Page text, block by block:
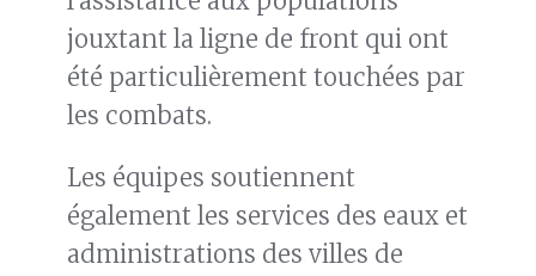
jouxtant la ligne de front qui ont
été particulièrement touchées par
les combats.
Les équipes soutiennent
également les services des eaux et
administrations des villes de